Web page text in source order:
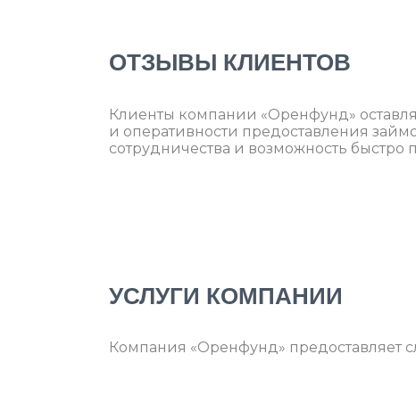
ОТЗЫВЫ КЛИЕНТОВ
Клиенты компании «Оренфунд»
и оперативности предоставления
сотрудничества и возможность
УСЛУГИ КОМПАНИИ
Компания «Оренфунд» предоставляет